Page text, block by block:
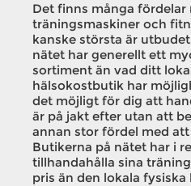
Det finns många fördelar
träningsmaskiner och
kanske största är
nätet har generellt ett
sortiment än vad ditt
hälsokostbutik har
det möjligt för dig att
är på jakt efter utan att
annan stor fördel med
Butikerna på nätet har i
tillhandahålla sina
pris än den lokala fysiska